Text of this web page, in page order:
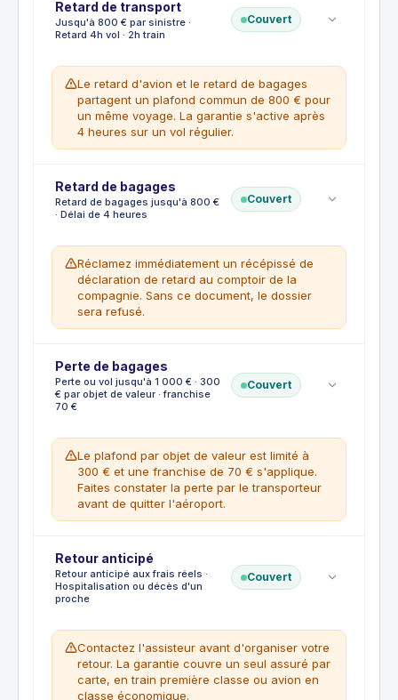
Soins programmés ou ordonnés en France.
Frais d'optique, prothèses et
États pathologiques antérieurs au départ.
CE QUI EST COUVERT
Transport sanitaire vers le domicile ou
Accompagnement des enfants de moins
de 15 ans restés seuls
Visite d'un proche en cas d'hospitalisation
(hôtel 250 € la nuit, 10 nuits)
Retour du corps en cas de décès
préalable.
Déplacements entrepris pour un traitement
Retard de transport
Jusqu'à 800 € par sinistre ·
Retard 4h vol · 2h train
Couvert
Le retard d'avion et le retard de bagages
partagent un plafond commun de 800 € pour
un même voyage. La garantie s'active après
4 heures sur un vol régulier.
CE QUI EST COUVERT
Frais de repas et de rafraîchissements
Frais de transfert aéroport vers la
destination finale
Frais de modification ou de rachat du titre
de transport
CE QUI N'EST PAS COUVERT
Retrait d'un avion annoncé avant le départ.
Retard de bagages
Retard de bagages jusqu'à 800 €
· Délai de 4 heures
Couvert
Réclamez immédiatement un récépissé de
déclaration de retard au comptoir de la
compagnie. Sans ce document, le dossier
sera refusé.
CE QUI EST COUVERT
Achats de première nécessité, vêtements
et articles de toilette
CE QUI N'EST PAS COUVERT
Articles achetés plus de 4 jours après
l'arrivée.
Confiscation par une autorité publique.
Perte de bagages
Perte ou vol jusqu'à 1 000 € · 300
€ par objet de valeur · franchise
70 €
Couvert
Le plafond par objet de valeur est limité à
300 € et une franchise de 70 € s'applique.
Faites constater la perte par le transporteur
avant de quitter l'aéroport.
Franchise:€70
CE QUI EST COUVERT
Perte, vol ou détérioration des bagages
remboursement après vétusté
Intervention en complément du
transporteur
Retour anticipé
Retour anticipé aux frais réels ·
Hospitalisation ou décès d'un
proche
Couvert
Contactez l'assisteur avant d'organiser votre
retour. La garantie couvre un seul assuré par
carte, en train première classe ou avion en
classe économique.